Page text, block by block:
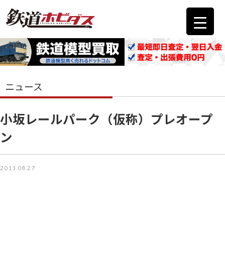
ニュース
小坂レールパーク（仮称）プレオープ
ン
2013.08.27